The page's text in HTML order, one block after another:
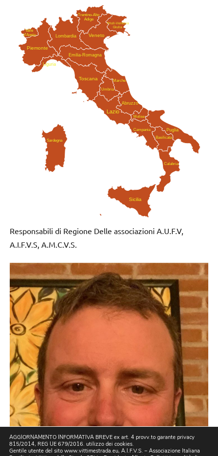
Abruzzo
Valle
d'Aosta
Puglia
Basilicata
Calabria
Campania
Emilia-Romagna
Friuli-Venezia
Giulia
Lazio
Liguria
Lombardia
Marche
Molise
Piemonte
Sardegna
Sicilia
Trentino-Alto
Adige
Toscana
Umbria
Veneto
Responsabili di Regione Delle associazioni A.U.F.V,
A.I.F.V.S, A.M.C.V.S.
AGGIORNAMENTO INFORMATIVA BREVE ex art. 4 provv.to garante privacy
815/2014, REG UE 679/2016. utilizzo dei cookies.
Gentile utente del sito www.vittimestrada.eu, A.I.F.V.S. – Associazione Italiana